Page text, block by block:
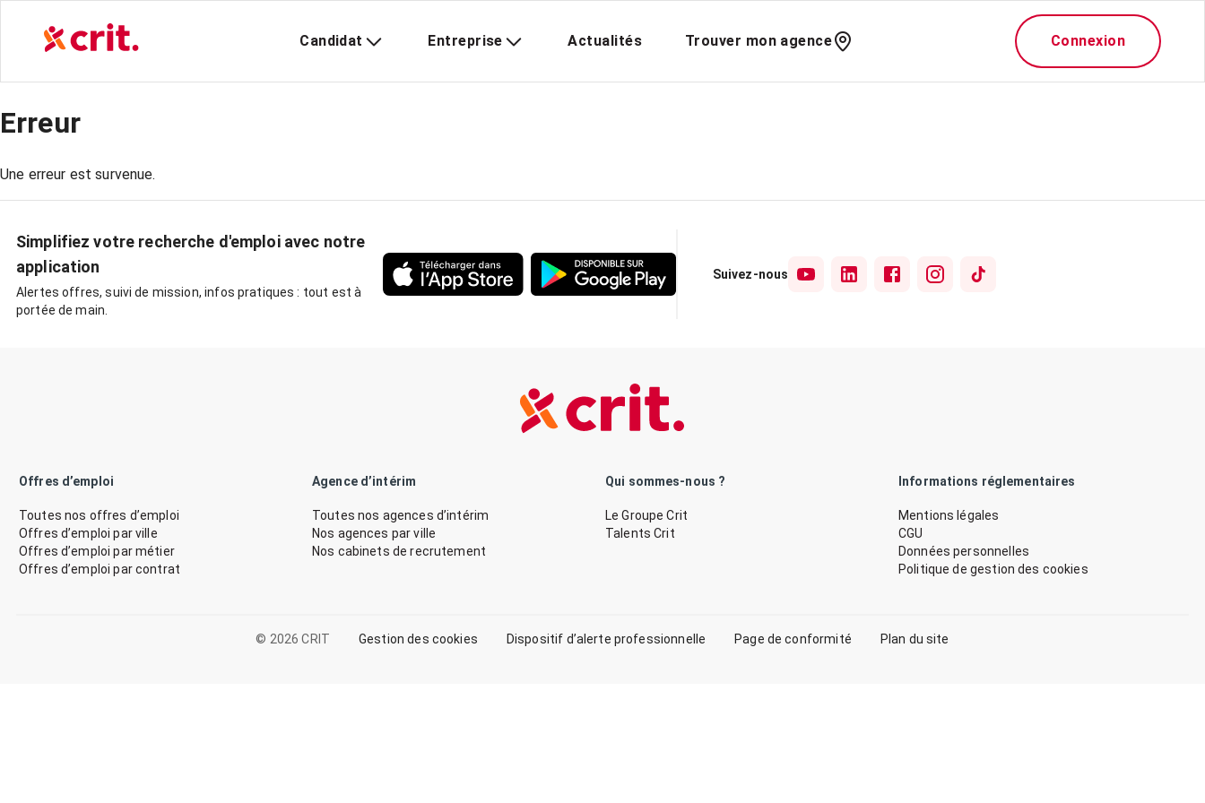
Candidat Entreprise Actualités Trouver mon agence Connexion
Erreur
Une erreur est survenue.
Simplifiez votre recherche d'emploi avec notre
application
Alertes offres, suivi de mission, infos pratiques : tout est à
portée de main.
Suivez-nous
Offres d’emploi
Toutes nos offres d’emploi
Offres d’emploi par ville
Offres d’emploi par métier
Offres d’emploi par contrat
Agence d’intérim
Toutes nos agences d’intérim
Nos agences par ville
Nos cabinets de recrutement
Qui sommes-nous ?
Le Groupe Crit
Talents Crit
Informations réglementaires
Mentions légales
CGU
Données personnelles
Politique de gestion des cookies
© 2026 CRIT Gestion des cookies Dispositif d’alerte professionnelle Page de conformité Plan du site